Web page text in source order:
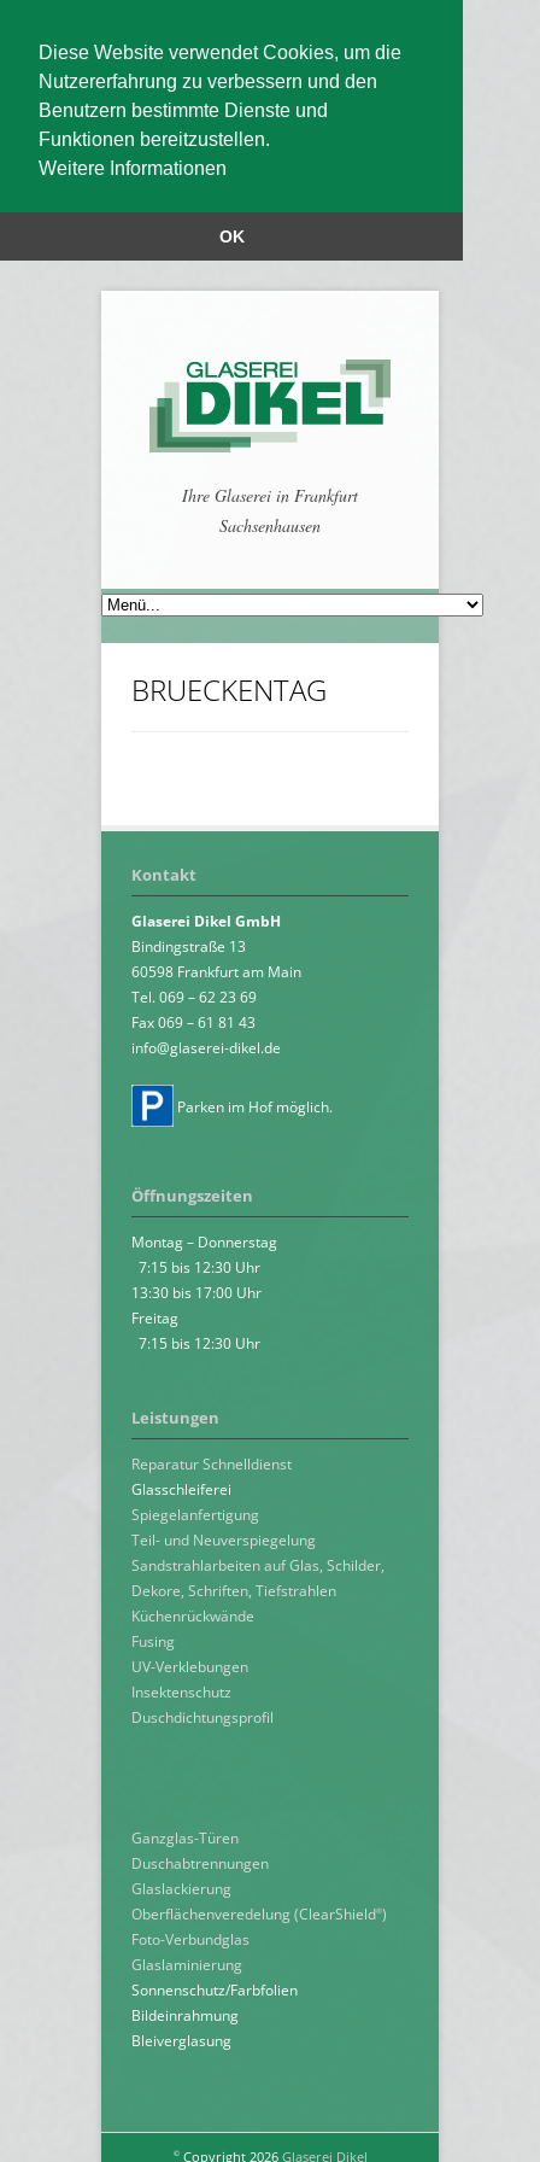
Diese Website verwendet Cookies, um die
Nutzererfahrung zu verbessern und den
Benutzern bestimmte Dienste und
Funktionen bereitzustellen.
Weitere Informationen
OK
Ihre Glaserei in Frankfurt
Sachsenhausen
BRUECKENTAG
Kontakt
Glaserei Dikel GmbH
Bindingstraße 13
60598 Frankfurt am Main
Tel. 069 – 62 23 69
Fax 069 – 61 81 43
info@glaserei-dikel.de
Parken im Hof möglich.
Öffnungszeiten
Montag – Donnerstag
7:15 bis 12:30 Uhr
13:30 bis 17:00 Uhr
Freitag
7:15 bis 12:30 Uhr
Leistungen
Reparatur Schnelldienst
Glasschleiferei
Spiegelanfertigung
Teil- und Neuverspiegelung
Sandstrahlarbeiten auf Glas, Schilder,
Dekore, Schriften, Tiefstrahlen
Küchenrückwände
Fusing
UV-Verklebungen
Insektenschutz
Duschdichtungsprofil
Ganzglas-Türen
Duschabtrennungen
Glaslackierung
Oberflächenveredelung (ClearShield®)
Foto-Verbundglas
Glaslaminierung
Sonnenschutz/Farbfolien
Bildeinrahmung
Bleiverglasung
©Copyright 2026 Glaserei Dikel